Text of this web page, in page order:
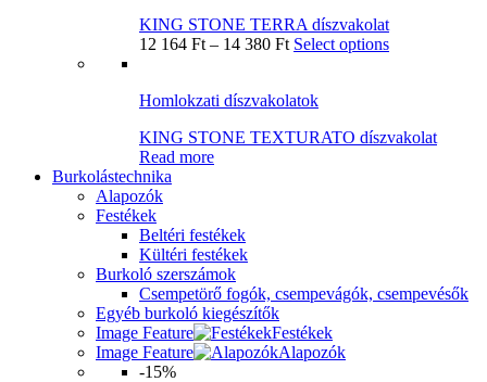
KING STONE TERRA díszvakolat
12 164 Ft – 14 380 Ft Select options
Homlokzati díszvakolatok
KING STONE TEXTURATO díszvakolat
Read more
Burkolástechnika
Alapozók
Festékek
Beltéri festékek
Kültéri festékek
Burkoló szerszámok
Csempetörő fogók, csempevágók, csempevésők
Egyéb burkoló kiegészítők
Image Feature
Festékek
Image Feature
Alapozók
-15%